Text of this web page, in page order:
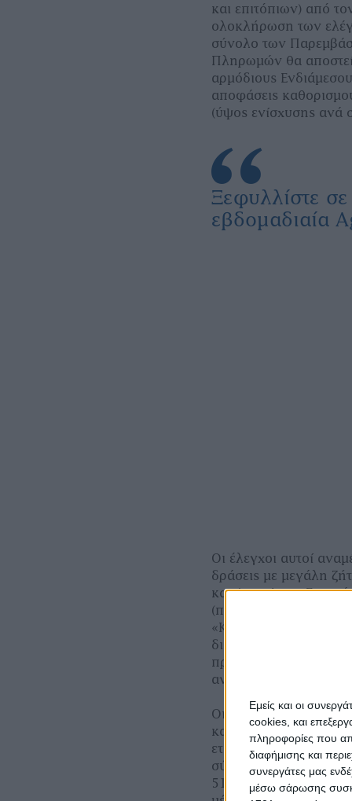
Εμείς και οι
cookies, και
πληροφορίες που
διαφήμισης και
συνεργάτες μας
μέσω σάρωσης
και επιτόπιων) από
ολοκλήρωση των
σύνολο των
Πληρωμών θα
αρμόδιους
αποφάσεις
(ύψος ενίσχυσης ανά
Ξεφυλλίστε
εβδομαδιαία
Οι έλεγχοι αυτοί
δράσεις με μεγάλη
και Διαχείριση
(περίπου 300 εκατ.
«Κομποστοποίηση»
διαθέσιμο
προϋπολογισμός έχει
αναδιανομής 120
Οι διαχειριστικές
καθορισμό ποσών ανά
ετήσια βάση πριν
σύμφωνα με τα
519/135068/